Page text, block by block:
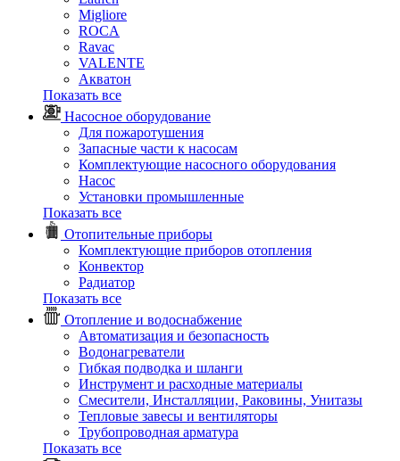
Migliore
ROCA
Rаvac
VALENTE
Акватон
Показать все
Насосное оборудование
Для пожаротушения
Запасные части к насосам
Комплектующие насосного оборудования
Насос
Установки промышленные
Показать все
Отопительные приборы
Комплектующие приборов отопления
Конвектор
Радиатор
Показать все
Отопление и водоснабжение
Автоматизация и безопасность
Водонагреватели
Гибкая подводка и шланги
Инструмент и расходные материалы
Смесители, Инсталляции, Раковины, Унитазы
Тепловые завесы и вентиляторы
Трубопроводная арматура
Показать все